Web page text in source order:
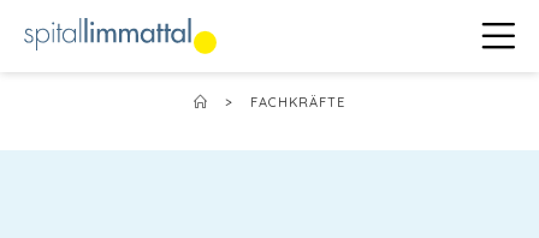
> FACHKRÄFTE